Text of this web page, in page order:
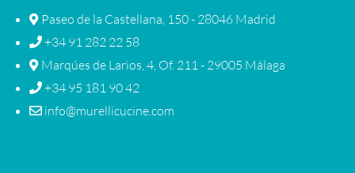
Paseo de la Castellana, 150 - 28046 Madrid
+34 91 282 22 58
Marqúes de Larios, 4, Of. 211 - 29005 Málaga
+34 95 181 90 42
info@murellicucine.com